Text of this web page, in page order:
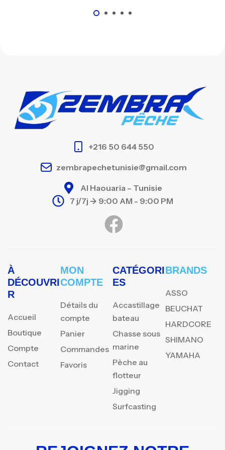
+216 50 644 550
zembrapechetunisie@gmail.com
Al Haouaria – Tunisie
7 j/7j -> 9:00 AM - 9:00 PM
À
DÉCOUVRI
R
Accueil
Boutique
Compte
Contact
MON
COMPTE
Détails du
compte
Panier
Commandes
Favoris
CATÉGORI
ES
Accastillage
bateau
Chasse sous
marine
Pèche au
flotteur
Jigging
Surfcasting
BRANDS
ASSO
BEUCHAT
HARDCORE
SHIMANO
YAMAHA